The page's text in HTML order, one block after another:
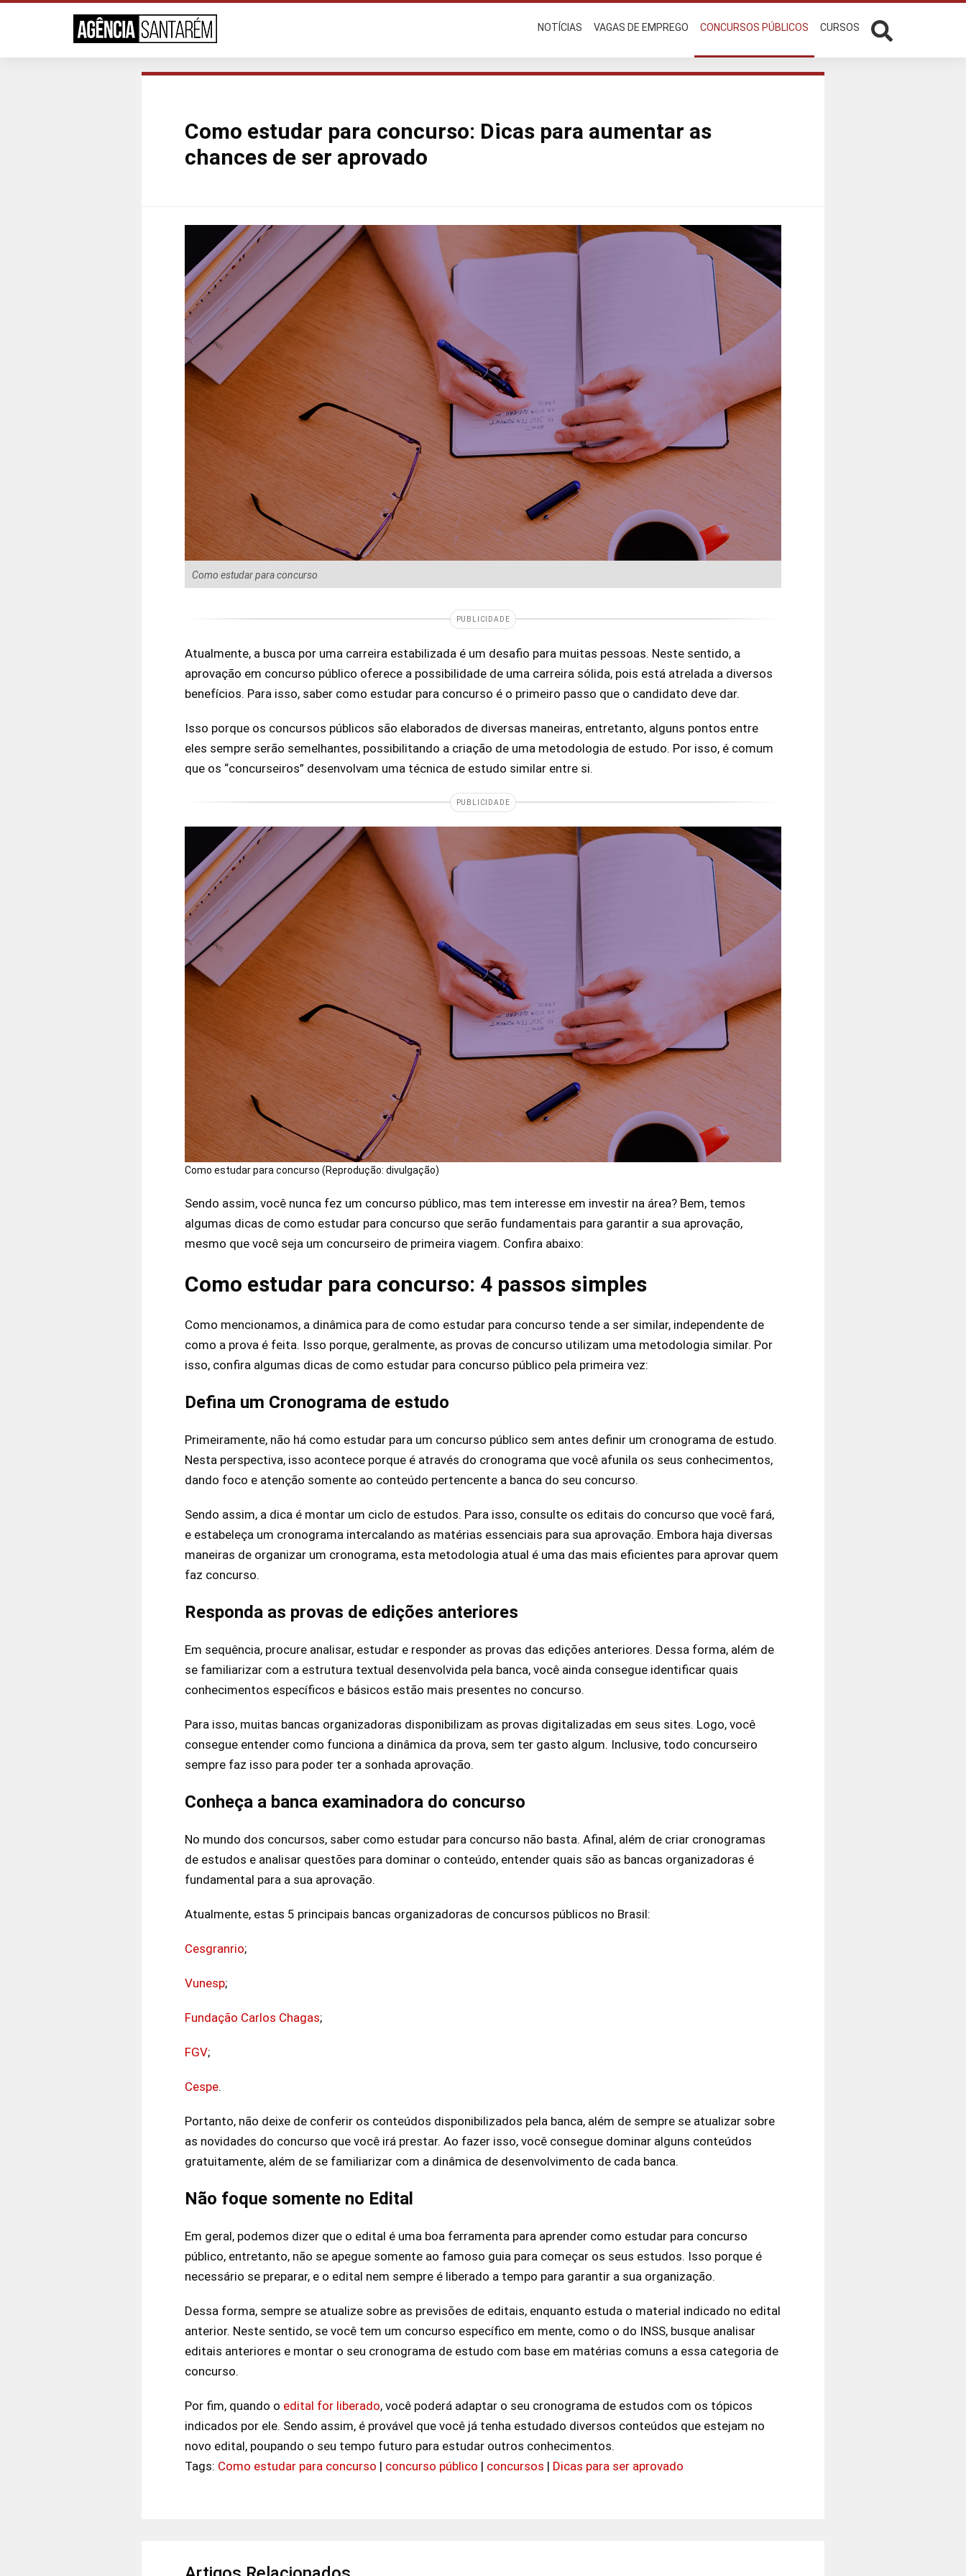
NOTÍCIAS VAGAS DE EMPREGO CONCURSOS PÚBLICOS CURSOS
Como estudar para concurso: Dicas para aumentar as
chances de ser aprovado
Como estudar para concurso
PUBLICIDADE
Atualmente, a busca por uma carreira estabilizada é um desafio para muitas pessoas. Neste sentido, a
aprovação em concurso público oferece a possibilidade de uma carreira sólida, pois está atrelada a diversos
benefícios. Para isso, saber como estudar para concurso é o primeiro passo que o candidato deve dar.
Isso porque os concursos públicos são elaborados de diversas maneiras, entretanto, alguns pontos entre
eles sempre serão semelhantes, possibilitando a criação de uma metodologia de estudo. Por isso, é comum
que os “concurseiros” desenvolvam uma técnica de estudo similar entre si.
PUBLICIDADE
Como estudar para concurso (Reprodução: divulgação)
Sendo assim, você nunca fez um concurso público, mas tem interesse em investir na área? Bem, temos
algumas dicas de como estudar para concurso que serão fundamentais para garantir a sua aprovação,
mesmo que você seja um concurseiro de primeira viagem. Confira abaixo:
Como estudar para concurso: 4 passos simples
Como mencionamos, a dinâmica para de como estudar para concurso tende a ser similar, independente de
como a prova é feita. Isso porque, geralmente, as provas de concurso utilizam uma metodologia similar. Por
isso, confira algumas dicas de como estudar para concurso público pela primeira vez:
Defina um Cronograma de estudo
Primeiramente, não há como estudar para um concurso público sem antes definir um cronograma de estudo.
Nesta perspectiva, isso acontece porque é através do cronograma que você afunila os seus conhecimentos,
dando foco e atenção somente ao conteúdo pertencente a banca do seu concurso.
Sendo assim, a dica é montar um ciclo de estudos. Para isso, consulte os editais do concurso que você fará,
e estabeleça um cronograma intercalando as matérias essenciais para sua aprovação. Embora haja diversas
maneiras de organizar um cronograma, esta metodologia atual é uma das mais eficientes para aprovar quem
faz concurso.
Responda as provas de edições anteriores
Em sequência, procure analisar, estudar e responder as provas das edições anteriores. Dessa forma, além de
se familiarizar com a estrutura textual desenvolvida pela banca, você ainda consegue identificar quais
conhecimentos específicos e básicos estão mais presentes no concurso.
Para isso, muitas bancas organizadoras disponibilizam as provas digitalizadas em seus sites. Logo, você
consegue entender como funciona a dinâmica da prova, sem ter gasto algum. Inclusive, todo concurseiro
sempre faz isso para poder ter a sonhada aprovação.
Conheça a banca examinadora do concurso
No mundo dos concursos, saber como estudar para concurso não basta. Afinal, além de criar cronogramas
de estudos e analisar questões para dominar o conteúdo, entender quais são as bancas organizadoras é
fundamental para a sua aprovação.
Atualmente, estas 5 principais bancas organizadoras de concursos públicos no Brasil:
Cesgranrio;
Vunesp;
Fundação Carlos Chagas;
FGV;
Cespe.
Portanto, não deixe de conferir os conteúdos disponibilizados pela banca, além de sempre se atualizar sobre
as novidades do concurso que você irá prestar. Ao fazer isso, você consegue dominar alguns conteúdos
gratuitamente, além de se familiarizar com a dinâmica de desenvolvimento de cada banca.
Não foque somente no Edital
Em geral, podemos dizer que o edital é uma boa ferramenta para aprender como estudar para concurso
público, entretanto, não se apegue somente ao famoso guia para começar os seus estudos. Isso porque é
necessário se preparar, e o edital nem sempre é liberado a tempo para garantir a sua organização.
Dessa forma, sempre se atualize sobre as previsões de editais, enquanto estuda o material indicado no edital
anterior. Neste sentido, se você tem um concurso específico em mente, como o do INSS, busque analisar
editais anteriores e montar o seu cronograma de estudo com base em matérias comuns a essa categoria de
concurso.
Por fim, quando o edital for liberado, você poderá adaptar o seu cronograma de estudos com os tópicos
indicados por ele. Sendo assim, é provável que você já tenha estudado diversos conteúdos que estejam no
novo edital, poupando o seu tempo futuro para estudar outros conhecimentos.
Tags: Como estudar para concurso | concurso público | concursos | Dicas para ser aprovado